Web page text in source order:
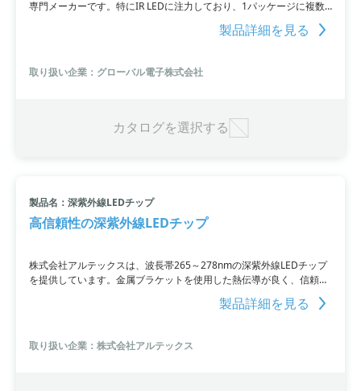
専門メーカーです。特にIR LEDに注力しており、1パッケージに複数
のチップを内蔵し、UVや可視光チップとのカスタムにも対応していま
す。小型で超高出力の赤外線出力が可能で、ハイパフォーマンスなラ
製品詳細を見る
取り扱い企業：グローバル電子株式会社
カタログを選択する
製品名：深紫外線LEDチップ
高信頼性の深紫外線LEDチップ
株式会社アルテックスは、波長帯265～278nmの深紫外線LEDチップ
を提供しています。金属ブラケットを使用した熱伝導が良く、信頼性
の高い製品です。一部の製品ではカプセル化レンズを使用しており、
石英レンズシェルを採用しているため割れず、湿気にも強い作りにな
ります。詳細はウェブサイトで確認してください。
製品詳細を見る
取り扱い企業：株式会社アルテックス